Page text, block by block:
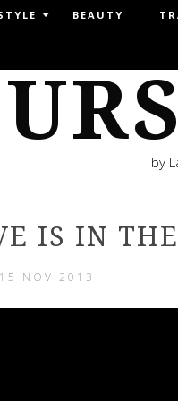
BEAUTY
by
IS IN
NOV 2013